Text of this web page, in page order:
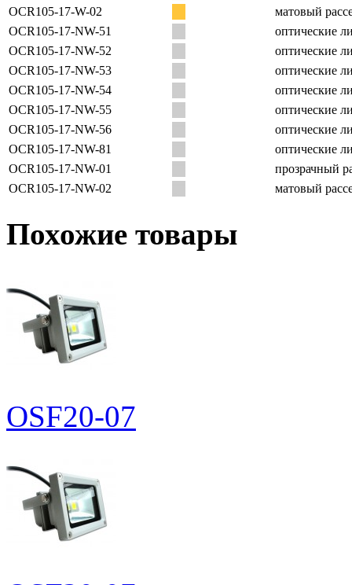
OCR105-17-W-02
матовый
OCR105-17-NW-51
оптические
OCR105-17-NW-52
оптические
OCR105-17-NW-53
оптические
OCR105-17-NW-54
оптические
OCR105-17-NW-55
оптические
OCR105-17-NW-56
оптические
OCR105-17-NW-81
оптические
OCR105-17-NW-01
прозрачный
OCR105-17-NW-02
матовый
Похожие товары
OSF20-07